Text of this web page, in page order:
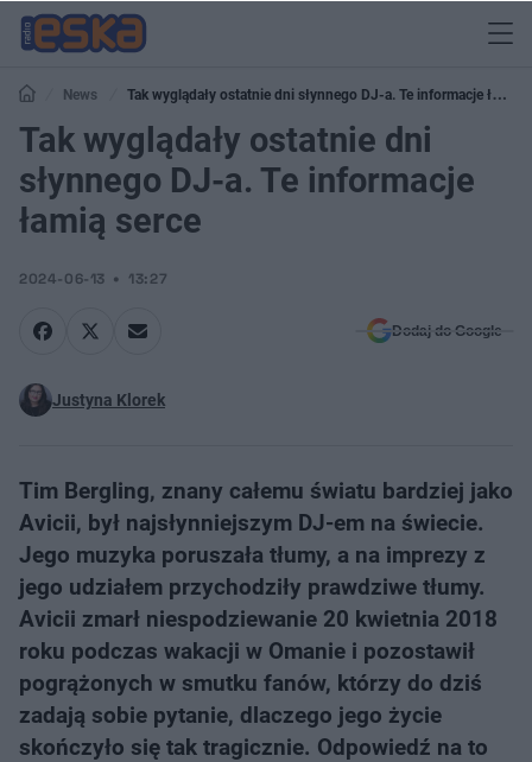
News
Tak wyglądały ostatnie dni słynnego DJ-a. Te informacje łamią
serce
Tak wyglądały ostatnie dni
słynnego DJ-a. Te informacje
łamią serce
2024-06-13 13:27
Dodaj do Google
Justyna Klorek
Tim Bergling, znany całemu światu bardziej jako
Avicii, był najsłynniejszym DJ-em na świecie.
Jego muzyka poruszała tłumy, a na imprezy z
jego udziałem przychodziły prawdziwe tłumy.
Avicii zmarł niespodziewanie 20 kwietnia 2018
roku podczas wakacji w Omanie i pozostawił
pogrążonych w smutku fanów, którzy do dziś
zadają sobie pytanie, dlaczego jego życie
skończyło się tak tragicznie. Odpowiedź na to